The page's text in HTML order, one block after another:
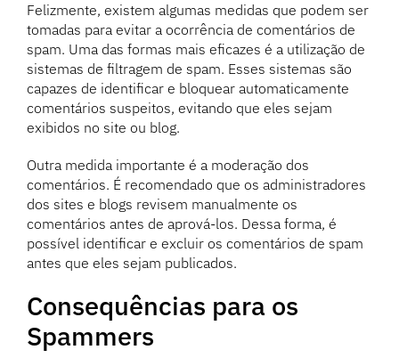
Felizmente, existem algumas medidas que podem ser
tomadas para evitar a ocorrência de comentários de
spam. Uma das formas mais eficazes é a utilização de
sistemas de filtragem de spam. Esses sistemas são
capazes de identificar e bloquear automaticamente
comentários suspeitos, evitando que eles sejam
exibidos no site ou blog.
Outra medida importante é a moderação dos
comentários. É recomendado que os administradores
dos sites e blogs revisem manualmente os
comentários antes de aprová-los. Dessa forma, é
possível identificar e excluir os comentários de spam
antes que eles sejam publicados.
Consequências para os
Spammers